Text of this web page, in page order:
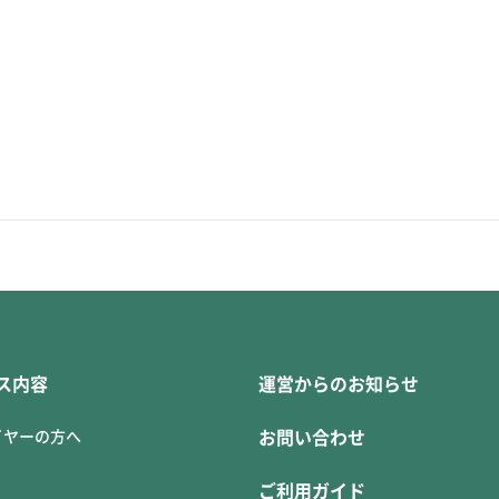
内容
ーの方へ
運営からのお知らせ
お問い合わせ
ご利用ガイド